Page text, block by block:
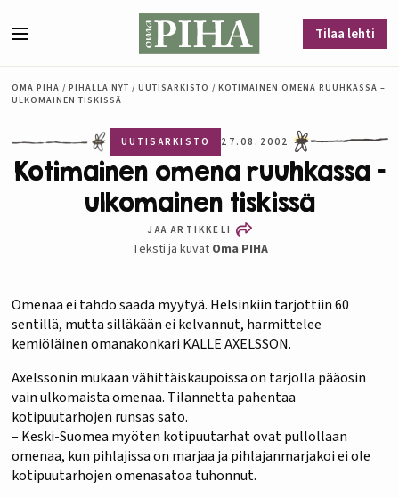
Tilaa lehti
OMA PIHA / PIHALLA NYT / UUTISARKISTO / KOTIMAINEN OMENA RUUHKASSA –
ULKOMAINEN TISKISSÄ
UUTISARKISTO 27.08.2002
Kotimainen omena ruuhkassa –
ulkomainen tiskissä
JAA ARTIKKELI
Teksti ja kuvat Oma PIHA
Omenaa ei tahdo saada myytyä. Helsinkiin tarjottiin 60
sentillä, mutta silläkään ei kelvannut, harmittelee
kemiöläinen omanakonkari KALLE AXELSSON.
Axelssonin mukaan vähittäiskaupoissa on tarjolla pääosin
vain ulkomaista omenaa. Tilannetta pahentaa
kotipuutarhojen runsas sato.
– Keski-Suomea myöten kotipuutarhat ovat pullollaan
omenaa, kun pihlajissa on marjaa ja pihlajanmarjakoi ei ole
kotipuutarhojen omenasatoa tuhonnut.